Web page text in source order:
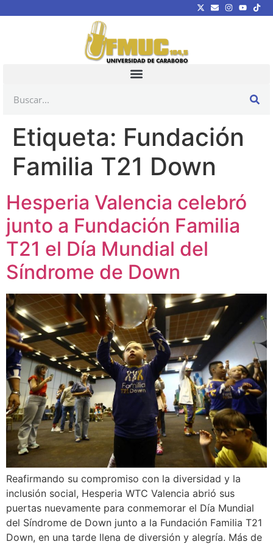
Etiqueta: Fundación
Familia T21 Down
Hesperia Valencia celebró
junto a Fundación Familia
T21 el Día Mundial del
Síndrome de Down
Reafirmando su compromiso con la diversidad y la
inclusión social, Hesperia WTC Valencia abrió sus
puertas nuevamente para conmemorar el Día Mundial
del Síndrome de Down junto a la Fundación Familia T21
Down, en una tarde llena de diversión y alegría. Más de